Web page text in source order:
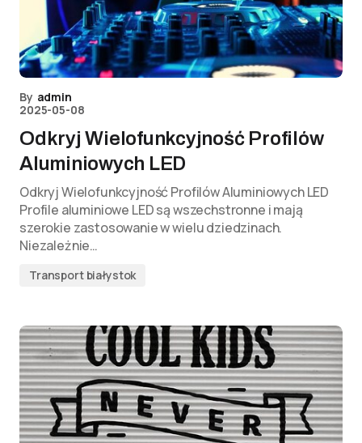
By admin
2025-05-08
Odkryj Wielofunkcyjność Profilów
Aluminiowych LED
Odkryj Wielofunkcyjność Profilów Aluminiowych LED
Profile aluminiowe LED są wszechstronne i mają
szerokie zastosowanie w wielu dziedzinach.
Niezależnie…
Transport białystok